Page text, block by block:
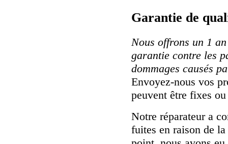
Garantie de
Nous offrons un 1
garantie contre les
dommages causés
Envoyez-nous vos
peuvent être fixes
Notre réparateur a
fuites en raison de